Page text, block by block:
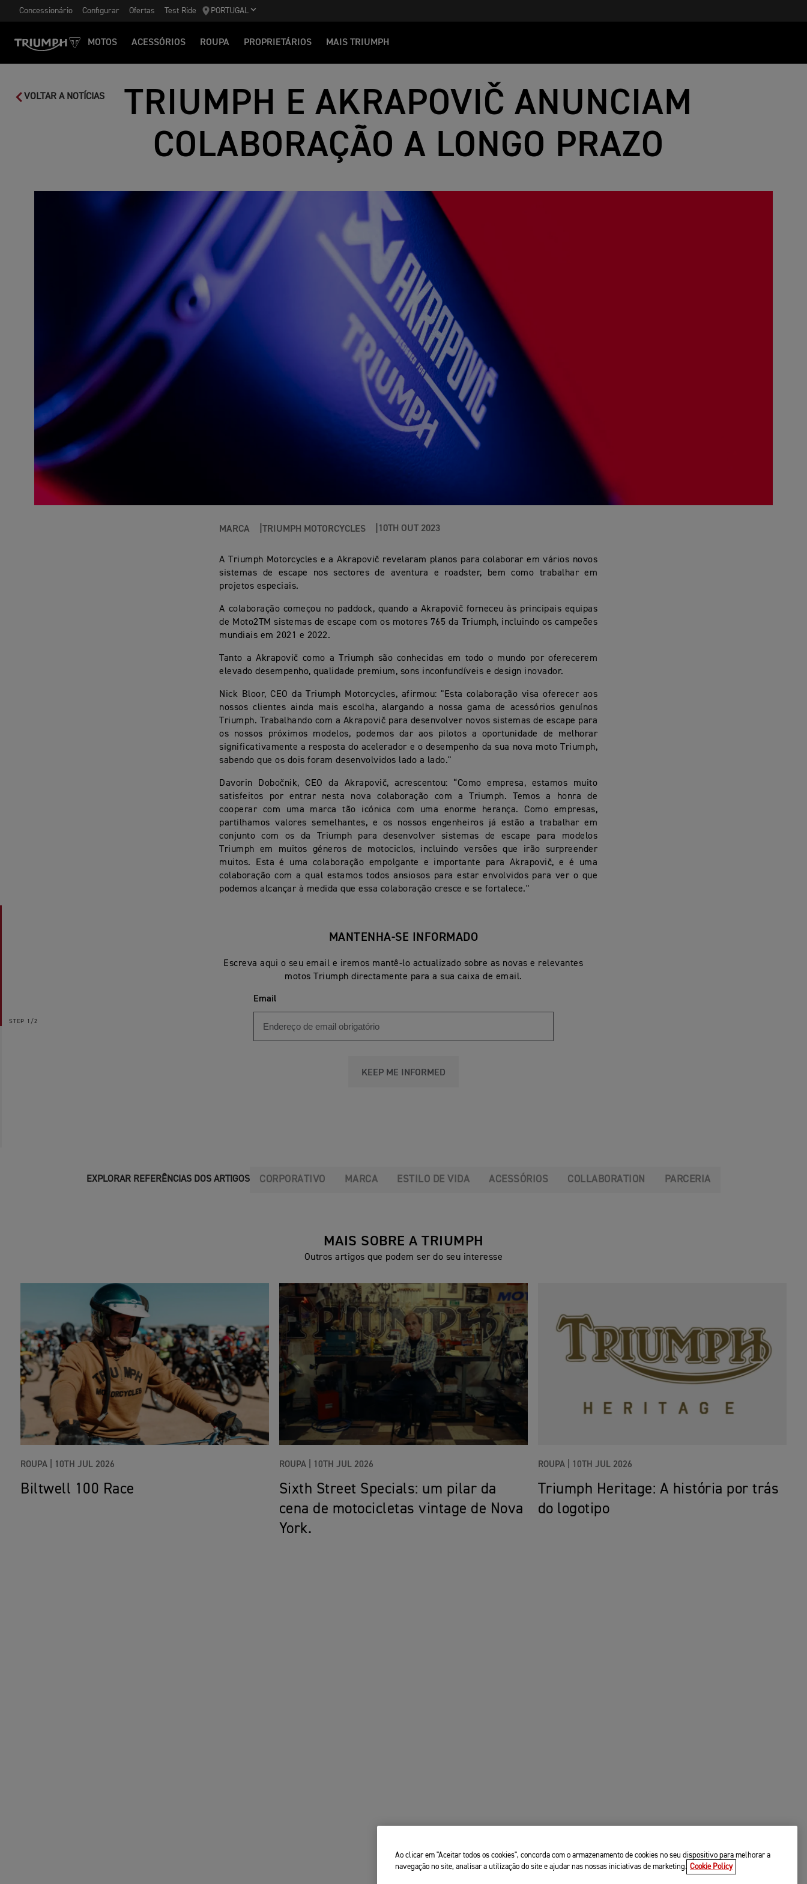
Concessionário Configurar Ofertas Test Ride PORTUGAL
MOTOS ACESSÓRIOS ROUPA PROPRIETÁRIOS MAIS TRIUMPH
VOLTAR A NOTÍCIAS
TRIUMPH E AKRAPOVIČ ANUNCIAM
COLABORAÇÃO A LONGO PRAZO
MARCA TRIUMPH MOTORCYCLES 10TH OUT 2023
A Triumph Motorcycles e a Akrapovič revelaram planos para colaborar em vários novos
sistemas de escape nos sectores de aventura e roadster, bem como trabalhar em
projetos especiais.
A colaboração começou no paddock, quando a Akrapovič forneceu às principais equipas
de Moto2TM sistemas de escape com os motores 765 da Triumph, incluindo os campeões
mundiais em 2021 e 2022.
Tanto a Akrapovič como a Triumph são conhecidas em todo o mundo por oferecerem
elevado desempenho, qualidade premium, sons inconfundíveis e design inovador.
Nick Bloor, CEO da Triumph Motorcycles, afirmou: "Esta colaboração visa oferecer aos
nossos clientes ainda mais escolha, alargando a nossa gama de acessórios genuínos
Triumph. Trabalhando com a Akrapovič para desenvolver novos sistemas de escape para
os nossos próximos modelos, podemos dar aos pilotos a oportunidade de melhorar
significativamente a resposta do acelerador e o desempenho da sua nova moto Triumph,
sabendo que os dois foram desenvolvidos lado a lado."
Davorin Dobočnik, CEO da Akrapovič, acrescentou: “Como empresa, estamos muito
satisfeitos por entrar nesta nova colaboração com a Triumph. Temos a honra de
cooperar com uma marca tão icónica com uma enorme herança. Como empresas,
partilhamos valores semelhantes, e os nossos engenheiros já estão a trabalhar em
conjunto com os da Triumph para desenvolver sistemas de escape para modelos
Triumph em muitos géneros de motociclos, incluindo versões que irão surpreender
muitos. Esta é uma colaboração empolgante e importante para Akrapovič, e é uma
colaboração com a qual estamos todos ansiosos para estar envolvidos para ver o que
podemos alcançar à medida que essa colaboração cresce e se fortalece."
STEP 1/2
MANTENHA-SE INFORMADO
Escreva aqui o seu email e iremos mantê-lo actualizado sobre as novas e relevantes
motos Triumph directamente para a sua caixa de email.
Email
KEEP ME INFORMED
EXPLORAR REFERÊNCIAS DOS ARTIGOS CORPORATIVO MARCA ESTILO DE VIDA ACESSÓRIOS COLLABORATION PARCERIA
MAIS SOBRE A TRIUMPH
Outros artigos que podem ser do seu interesse
ROUPA | 10TH JUL 2026
Biltwell 100 Race
ROUPA | 10TH JUL 2026
Sixth Street Specials: um pilar da
cena de motocicletas vintage de Nova
York.
ROUPA | 10TH JUL 2026
Triumph Heritage: A história por trás
do logotipo
Ao clicar em "Aceitar todos os cookies", concorda com o armazenamento de cookies no seu dispositivo para melhorar a
navegação no site, analisar a utilização do site e ajudar nas nossas iniciativas de marketing. Cookie Policy